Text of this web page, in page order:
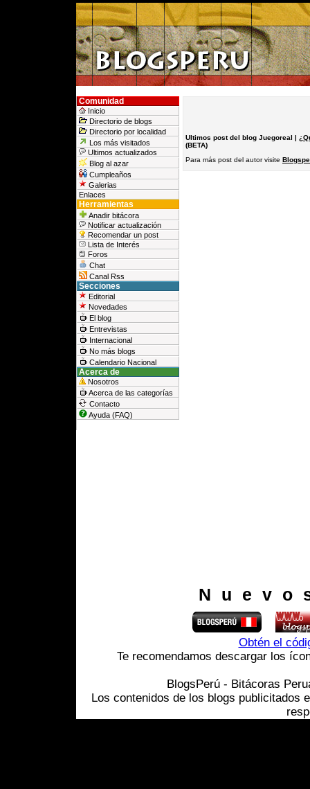
Comunidad
Inicio
Directorio de blogs
Directorio por localidad
Los más visitados
Ultimos actualizados
Blog al azar
Cumpleaños
Galerias
Enlaces
Herramientas
Anadir bitácora
Notificar actualización
Recomendar un post
Lista de Interés
Foros
Chat
Canal Rss
Secciones
Editorial
Novedades
El blog
Entrevistas
Internacional
No más blogs
Calendario Nacional
Acerca de
Nosotros
Acerca de las categorías
Contacto
Ayuda (FAQ)
Ultimos post del blog Juegoreal |
(BETA)
Para más post del autor visite
Obtén el
Te recomendamos descargar los
BlogsPerú - Bitácoras
Los contenidos de los blogs publicitados